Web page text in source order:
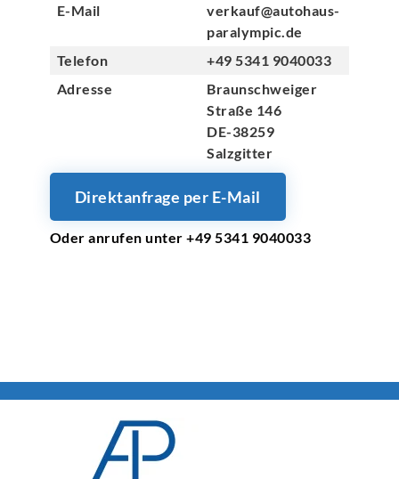
E-Mail
verkauf@autohaus-
paralympic.de
Telefon
+49 5341 9040033
Adresse
Braunschweiger
Straße 146
DE-38259
Salzgitter
Direktanfrage per E-Mail
Oder anrufen unter +49 5341 9040033